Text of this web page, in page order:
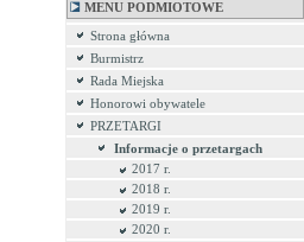
MENU PODMIOTOWE
Strona główna
Burmistrz
Rada Miejska
Honorowi obywatele
PRZETARGI
Informacje o przetargach
2017 r.
2018 r.
2019 r.
2020 r.